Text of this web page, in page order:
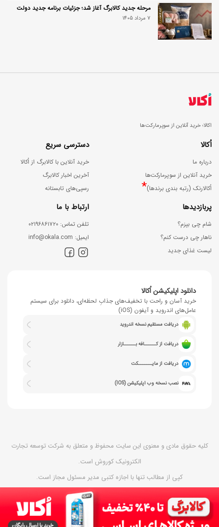
مرحله جدید کالابرگ آغاز شد؛ جزئیات برنامه جدید دولت
7 مرداد 1405
اکالا؛ خرید آنلاین از سوپرمارکت‌ها
اُکالا
درباره ما
خرید آنلاین از سوپرمارکت‌ها
اُکالارنک (رتبه بندی برندها)*
دسترسی سریع
خرید آنلاین با کالابرگ از اُکالا
آخرین اخبار کالابرگ
رسپی‌های تابستانه
پربازدیدها
شام چی بپزم؟
ناهار چی درست کنم؟
لیست غذای جدید
ارتباط با ما
ﺗﻠﻔﻦ ﺗﻤﺎس: ۰۲۱۹۶۸۶۱۷۲۰
اﯾﻤﯿﻞ: info@okala.com
دانلود اپلیکیشن اُکالا
خرید آسان و راحت با تخفیف‌های جذابِ لحظه‌ای، دانلود برای سیستم
عامل‌های اندروید و آیفون (iOS)
دریافت مستقیم نسخه اندروید
دریافت از کــــــافه بــــــازار
دریافت از مایـــــــکت
نصب نسخه وب اپلیکیشن (IOS)
کلیه حقوق مادی و معنوی این سایت محفوظ و متعلق به شرکت توسعه تجارت
الکترونیک کوروش است.
کپی از مطالب تنها با اجازه کتبی مدیر مسئول مجاز است.